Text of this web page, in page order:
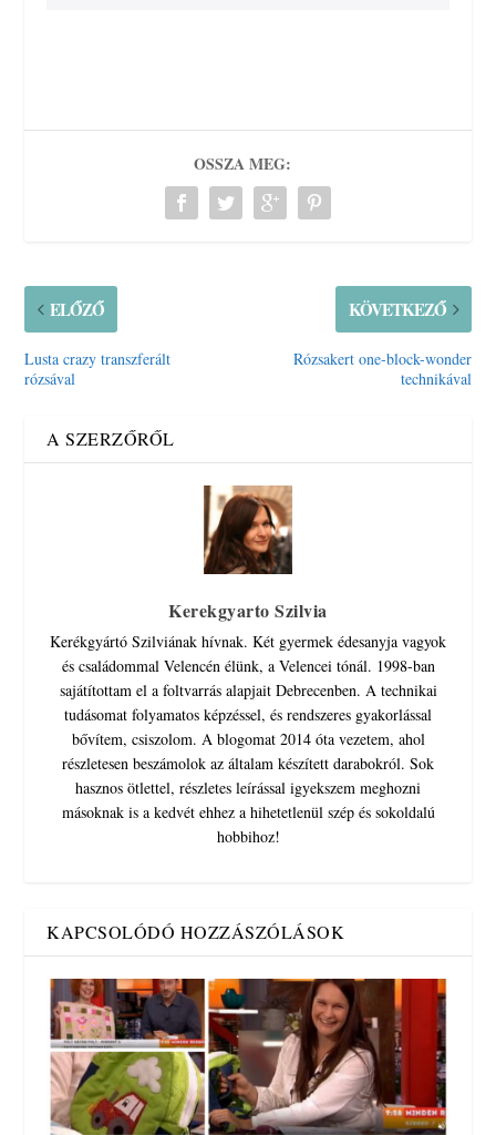
OSSZA MEG:
ELŐZŐ
Lusta crazy transzferált
rózsával
KÖVETKEZŐ
Rózsakert one-block-wonder
technikával
A SZERZŐRŐL
Kerekgyarto Szilvia
Kerékgyártó Szilviának hívnak. Két gyermek édesanyja vagyok
és családommal Velencén élünk, a Velencei tónál. 1998-ban
sajátítottam el a foltvarrás alapjait Debrecenben. A technikai
tudásomat folyamatos képzéssel, és rendszeres gyakorlással
bővítem, csiszolom. A blogomat 2014 óta vezetem, ahol
részletesen beszámolok az általam készített darabokról. Sok
hasznos ötlettel, részletes leírással igyekszem meghozni
másoknak is a kedvét ehhez a hihetetlenül szép és sokoldalú
hobbihoz!
KAPCSOLÓDÓ HOZZÁSZÓLÁSOK